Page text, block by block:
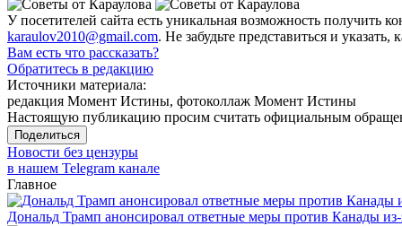
У посетителей сайта есть уникальная возможность
karaulov2010@gmail.com. Не забудьте представиться и указать,
Вам есть что рассказать?
Обратитесь в редакцию
Источники материала:
редакция Момент Истины, фотоколлаж Момент Истины
Настоящую публикацию просим считать официальным
Поделиться
Новости без цензуры
в нашем Telegram канале
Главное
Дональд Трамп анонсировал ответные меры против Канады